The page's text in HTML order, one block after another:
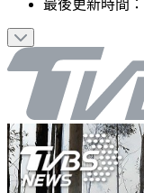
最後更新時間：